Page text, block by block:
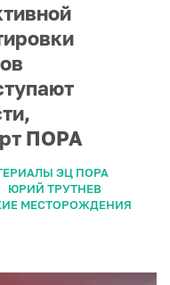
ПОРА
ЭЦ ПОРА
ЮРИЙ ТРУТНЕВ
МЕСТОРОЖДЕНИЯ